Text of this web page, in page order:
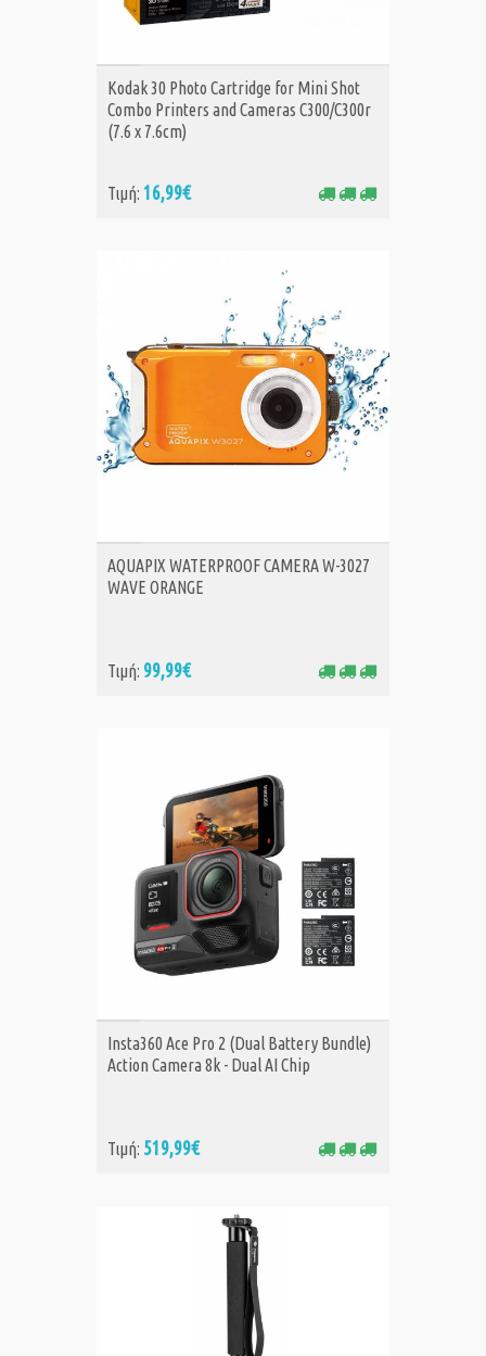
ΑΓΟΡΑ
Kodak 30 Photo Cartridge for Mini Shot
Combo Printers and Cameras C300/C300r
(7.6 x 7.6cm)
Τιμή: 16,99€
ΑΓΟΡΑ
AQUAPIX WATERPROOF CAMERA W-3027
WAVE ORANGE
Τιμή: 99,99€
ΑΓΟΡΑ
Insta360 Ace Pro 2 (Dual Battery Bundle)
Action Camera 8k - Dual AI Chip
Τιμή: 519,99€